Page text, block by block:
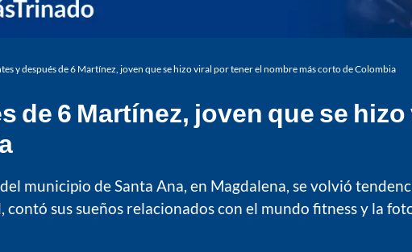
y después de 6 Martínez, joven que se hizo viral por tener el nombre más corto de Colombia
de 6 Martínez, joven que se
municipio de Santa Ana, en Magdalena, se volvió
sus sueños relacionados con el mundo fitness y la